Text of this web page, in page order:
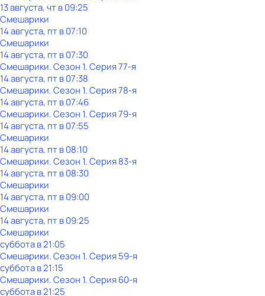
13 августа, чт в 09:25
Смешарики
14 августа, пт в 07:10
Смешарики
14 августа, пт в 07:30
Смешарики. Сезон 1. Серия 77-я
14 августа, пт в 07:38
Смешарики. Сезон 1. Серия 78-я
14 августа, пт в 07:46
Смешарики. Сезон 1. Серия 79-я
14 августа, пт в 07:55
Смешарики
14 августа, пт в 08:10
Смешарики. Сезон 1. Серия 83-я
14 августа, пт в 08:30
Смешарики
14 августа, пт в 09:00
Смешарики
14 августа, пт в 09:25
Смешарики
субботав21:05
Смешарики. Сезон 1. Серия 59-я
субботав21:15
Смешарики. Сезон 1. Серия 60-я
субботав21:25